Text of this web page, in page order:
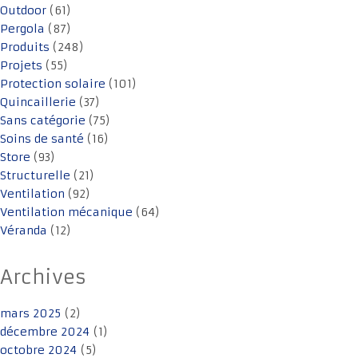
Outdoor (61)
Pergola (87)
Produits (248)
Projets (55)
Protection solaire (101)
Quincaillerie (37)
Sans catégorie (75)
Soins de santé (16)
Store (93)
Structurelle (21)
Ventilation (92)
Ventilation mécanique (64)
Véranda (12)
Archives
mars 2025 (2)
décembre 2024 (1)
octobre 2024 (5)